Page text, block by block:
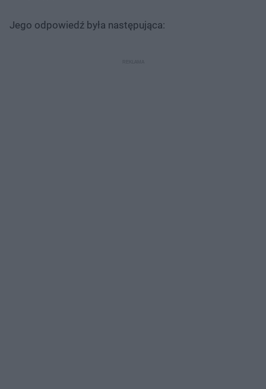
Jego odpowiedź była następująca: